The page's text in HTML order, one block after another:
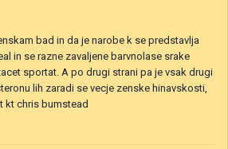
bad in da je narobe k se predstavlja
in se razne zavaljene barvnolase srake
sportat. A po drugi strani pa je vsak drugi
lih zaradi se vecje zenske hinavskosti,
kt chris bumstead